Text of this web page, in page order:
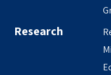
Research